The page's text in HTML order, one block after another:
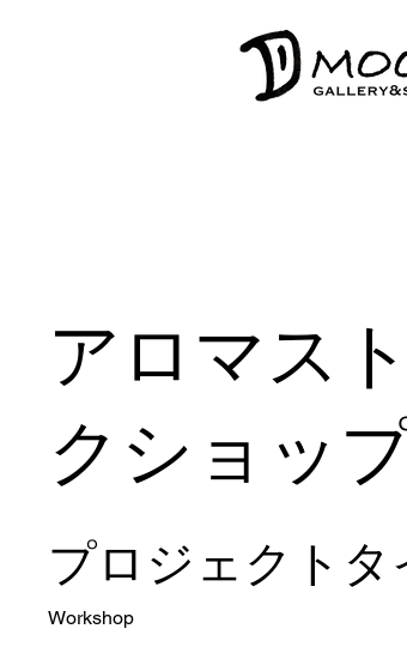
アロマス
クショッ
プロジェクトタ
Workshop